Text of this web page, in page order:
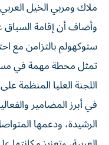
ملاك ومربي الخيل
وأضاف أن إقامة
ستوكهولم بالتزامن مع
تمثل محطة مهمة في
اللجنة العليا المنظمة
في أبرز المضامير
الرشيدة، ودعمها